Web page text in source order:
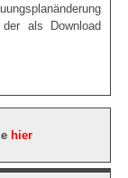
als Download
hier